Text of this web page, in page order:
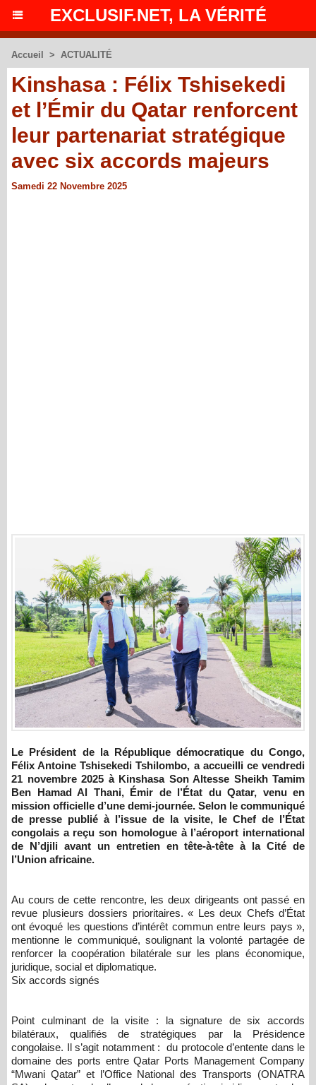
EXCLUSIF.NET, LA VÉRITÉ
Accueil > ACTUALITÉ
Kinshasa : Félix Tshisekedi
et l’Émir du Qatar renforcent
leur partenariat stratégique
avec six accords majeurs
Samedi 22 Novembre 2025
Le Président de la République démocratique du Congo,
Félix Antoine Tshisekedi Tshilombo, a accueilli ce vendredi
21 novembre 2025 à Kinshasa Son Altesse Sheikh Tamim
Ben Hamad Al Thani, Émir de l’État du Qatar, venu en
mission officielle d’une demi-journée. Selon le communiqué
de presse publié à l’issue de la visite, le Chef de l’État
congolais a reçu son homologue à l’aéroport international
de N’djili avant un entretien en tête-à-tête à la Cité de
l’Union africaine.
Au cours de cette rencontre, les deux dirigeants ont passé en
revue plusieurs dossiers prioritaires. « Les deux Chefs d’État
ont évoqué les questions d’intérêt commun entre leurs pays »,
mentionne le communiqué, soulignant la volonté partagée de
renforcer la coopération bilatérale sur les plans économique,
juridique, social et diplomatique.
Six accords signés
Point culminant de la visite : la signature de six accords
bilatéraux, qualifiés de stratégiques par la Présidence
congolaise. Il s’agit notamment : du protocole d’entente dans le
domaine des ports entre Qatar Ports Management Company
“Mwani Qatar” et l’Office National des Transports (ONATRA